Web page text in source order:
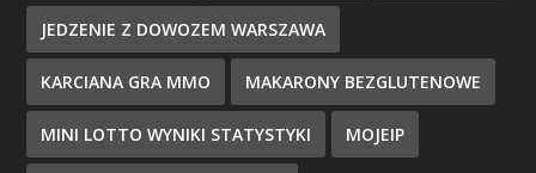
JEDZENIE Z DOWOZEM WARSZAWA
KARCIANA GRA MMO MAKARONY BEZGLUTENOWE
MINI LOTTO WYNIKI STATYSTYKI MOJEIP